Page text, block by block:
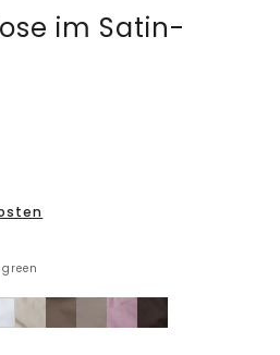
im Satin-